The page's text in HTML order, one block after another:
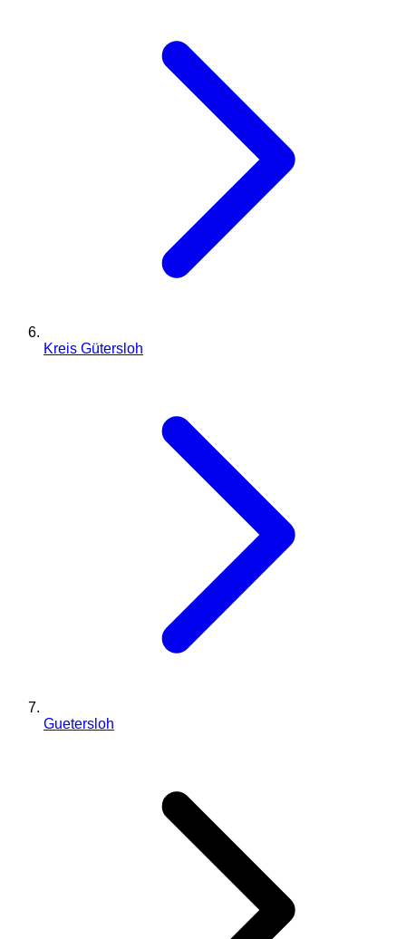
Kreis Gütersloh
Guetersloh